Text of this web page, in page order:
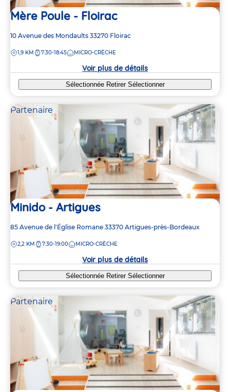
Mère Poule - Floirac
Adresse
la
10 Avenue des Mondaults 33270 Floirac
DISTANCE
1,9 KM 7:30-18:45 MICRO-CRÈCHE
Voir plus de détails
Sélectionnée Retirer Sélectionner
Partenaire
Minido - Artigues
Adresse
la
85 Avenue de l'Église Romane 33370 Artigues-près-Bordeaux
DISTANCE
2,2 KM 7:30-19:00 MICRO-CRÈCHE
Voir plus de détails
Sélectionnée Retirer Sélectionner
Partenaire
55